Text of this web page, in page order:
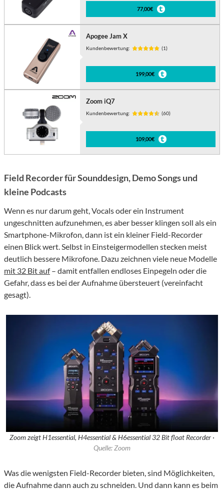
77,00€
Apogee Jam X
Kundenbewertung: (1)
199,00€
Zoom iQ7
Kundenbewertung: (60)
109,00€
Field Recorder für Sounddesign, Demo Songs und
kleine Podcasts
Wenn es nur darum geht, Vocals oder ein Instrument
ungeschnitten aufzunehmen, es aber besser klingen soll als ein
Smartphone-Mikrofon, dann ist ein kleiner Field-Recorder
einen Blick wert. Selbst in Einsteigermodellen stecken meist
deutlich bessere Mikrofone. Dazu zeichnen viele neue Modelle
mit 32 Bit auf– damit entfallen endloses Einpegeln oder die
Gefahr, dass es bei der Aufnahme übersteuert (vereinfacht
gesagt).
Zoom zeigt H1essential, H4essential & H6essential 32 Bit float Recorder ·
Quelle: Zoom
Was die wenigsten Field-Recorder bieten, sind Möglichkeiten,
die Aufnahme dann auch zu schneiden. Und dann kann es beim